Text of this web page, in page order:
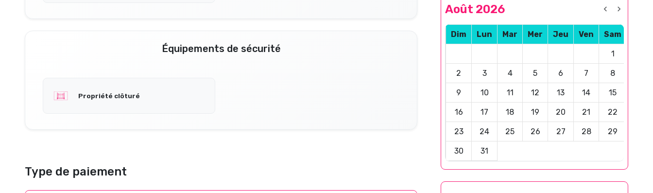
Équipements de sécurité
Propriété clôturé
Type de paiement
Août 2026
Dim Lun Mar Mer Jeu Ven Sam
1
2 3 4 5 6 7 8
9 10 11 12 13 14 15
16 17 18 19 20 21 22
23 24 25 26 27 28 29
30 31